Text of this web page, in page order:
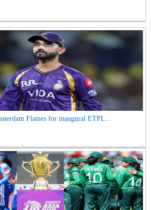
Flames for inaugural ETPL...